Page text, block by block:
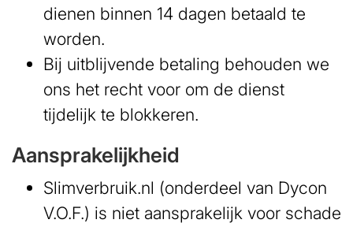
dienen binnen 14 dagen betaald te
worden.
Bij uitblijvende betaling behouden we
ons het recht voor om de dienst
tijdelijk te blokkeren.
Aansprakelijkheid
Slimverbruik.nl (onderdeel van Dycon
V.O.F.) is niet aansprakelijk voor schade